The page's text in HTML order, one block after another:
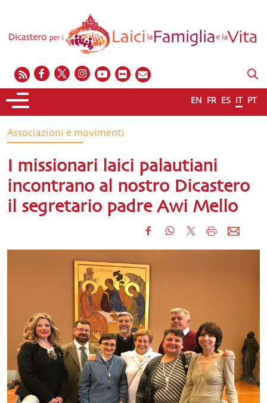
EN FR ES IT PT
Associazioni e movimenti
I missionari laici palautiani
incontrano al nostro Dicastero
il segretario padre Awi Mello